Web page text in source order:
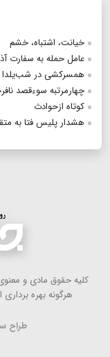
خیانت، اشتباه‌، خشم
عامل حمله به سفارت
همسرکشی در شب‌یلدا
چهارمرتبه سوء‌قصد
کوتاه‌ از‌حوادث
هشدار پلیس فتا به
كلیه حقوق مادی و
هرگونه بهره
طراح